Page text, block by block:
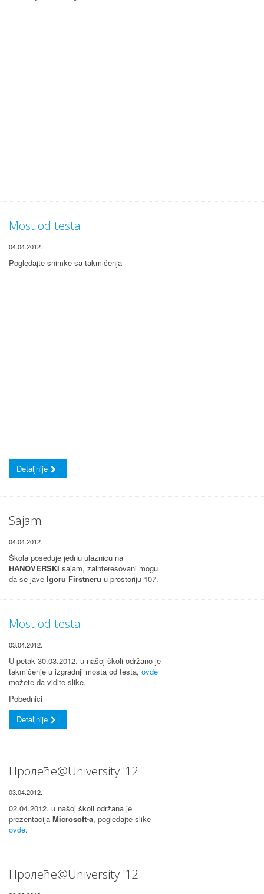
Most od testa
04.04.2012.
Pogledajte snimke sa takmičenja
Detaljnije
Sajam
04.04.2012.
Škola poseduje jednu ulaznicu na
HANOVERSKI sajam, zainteresovani mogu
da se jave Igoru Firstneru u prostoriju 107.
Most od testa
03.04.2012.
U petak 30.03.2012. u našoj školi održano je
takmičenje u izgradnji mosta od testa, ovde
možete da vidite slike.
Pobednici
Detaljnije
Пролеће@University '12
03.04.2012.
02.04.2012. u našoj školi održana je
prezentacija Microsoft-a, pogledajte slike
ovde.
Пролеће@University '12